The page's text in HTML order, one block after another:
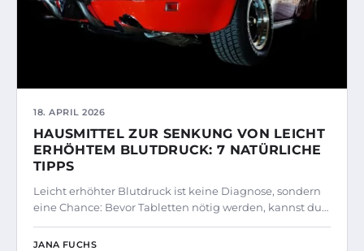
18. APRIL 2026
HAUSMITTEL ZUR SENKUNG VON LEICHT
ERHÖHTEM BLUTDRUCK: 7 NATÜRLICHE
TIPPS
Leicht erhöhter Blutdruck ist keine Diagnose, sondern
eine Chance: Bevor Tabletten nötig werden, kannst du…
JANA FUCHS